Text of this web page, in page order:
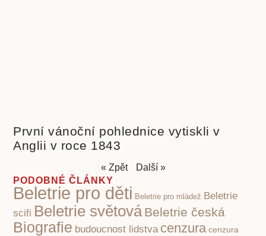
První vánoční pohlednice vytiskli v
Anglii v roce 1843
« Zpět
Další »
PODOBNÉ ČLÁNKY
Beletrie pro děti Beletrie pro mládež Beletrie
scifi Beletrie světováBeletrie česká
Biografie budoucnost lidstva cenzura cenzura